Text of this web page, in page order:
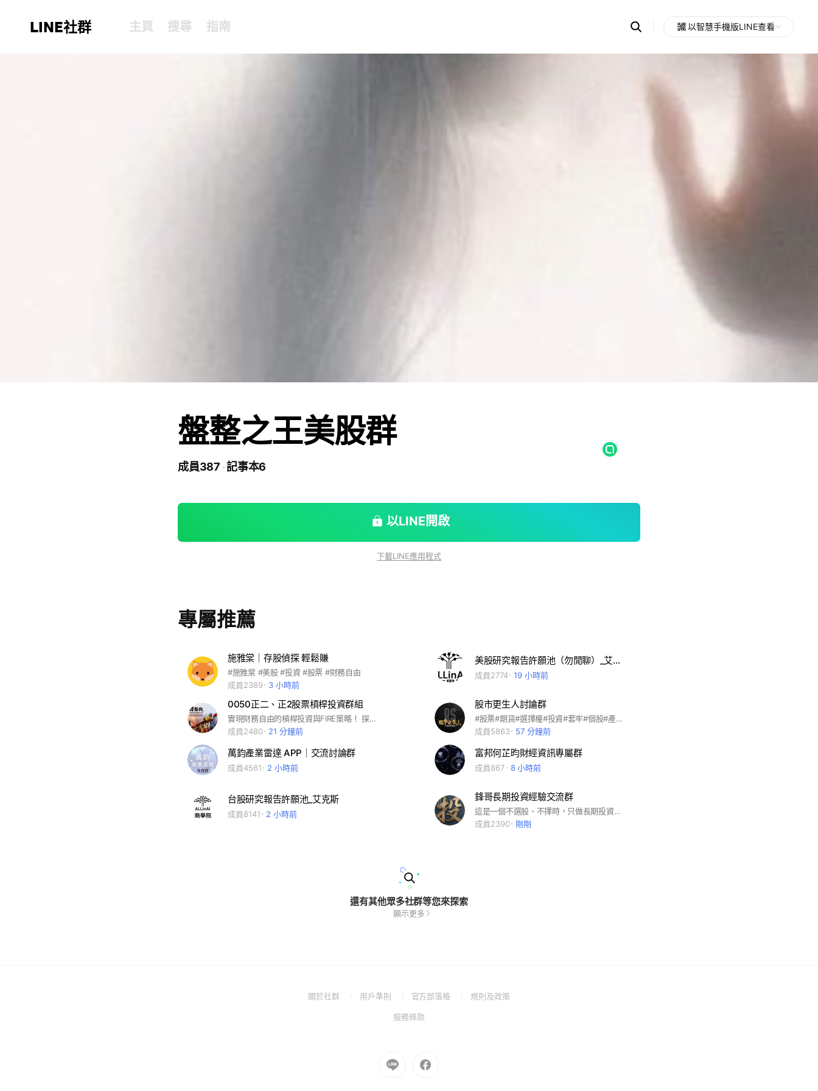
LINE社群 主頁 搜尋 指南 Search
OpenChats
messages
search
以智慧手機版LINE查看
盤整之王美股群
成員387 記事本6
以LINE開啟
下載LINE應用程式
專屬推薦
施雅棠｜存股偵探 輕鬆賺
#施雅棠 #美股 #投資 #股票 #財務自由
成員2389
3 小時前
美股研究報告許願池（勿閒聊）_艾克斯
成員2774 19 小時前
0050正二、正2股票槓桿投資群組
實現財務自由的槓桿投資與FIRE策略！ 探索正二槓桿投資心法，掌握FIRE（提早退休） #投資 #理財 #正2 #00631L #00675L #00685L #00663L #FIRE #USD #TQQQ Google搜尋🔍 懶人包槓桿投資 因詐騙申請帳號眾多，入群問題嚴格請認真填寫，審核失敗會直接放著不管，真人可加Line告知申請人名稱+提出是真人的證明，有機會可加入～ Line ID:@656cbcsp （要加@） 申請完再密我，沒申請密個鬼喔～
成員2480
21 分鐘前
股市更生人討論群
#股票#期貨#選擇權#投資#套牢#個股#產業#抄底
成員5863
57 分鐘前
萬鈞產業雷達 APP｜交流討論群
成員4561 2 小時前
富邦何芷昀財經資訊專屬群
成員867 8 小時前
台股研究報告許願池_艾克斯
成員8141 2 小時前
鋒哥長期投資經驗交流群
這是一個不選股、不擇時，只做長期投資的投資社群。
成員2390
剛剛
還有其他眾多社群等您來探索
顯示更多
關於社群
(Open用戶準則
(Open
a
官方部落格
(Open規則及政策(Open
服務條款(Open
window)
Go
to
Go
to